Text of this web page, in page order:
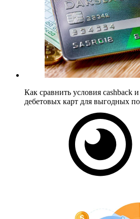
Как сравнить условия cashback
дебетовых карт для выгодных